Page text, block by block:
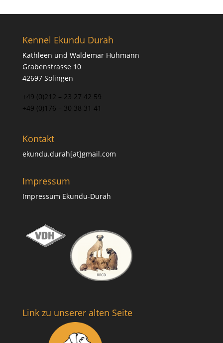
Kennel Ekundu Durah
Kathleen und Waldemar Huhmann
Grabenstrasse 10
42697 Solingen
+49 (0)212 – 23 27 42 59
+49 (0)176 – 30 38 31 41
Kontakt
ekundu.durah[at]gmail.com
Impressum
Impressum Ekundu-Durah
Link zu unserer alten Seite